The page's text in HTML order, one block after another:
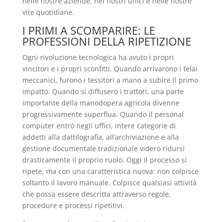
vite quotidiane.
I PRIMI A SCOMPARIRE: LE
PROFESSIONI DELLA RIPETIZIONE
Ogni rivoluzione tecnologica ha avuto i propri
vincitori e i propri sconfitti. Quando arrivarono i telai
meccanici, furono i tessitori a mano a subire il primo
impatto. Quando si diffusero i trattori, una parte
importante della manodopera agricola divenne
progressivamente superflua. Quando il personal
computer entrò negli uffici, intere categorie di
addetti alla dattilografia, all’archiviazione e alla
gestione documentale tradizionale videro ridursi
drasticamente il proprio ruolo. Oggi il processo si
ripete, ma con una caratteristica nuova: non colpisce
soltanto il lavoro manuale. Colpisce qualsiasi attività
che possa essere descritta attraverso regole,
procedure e processi ripetitivi.